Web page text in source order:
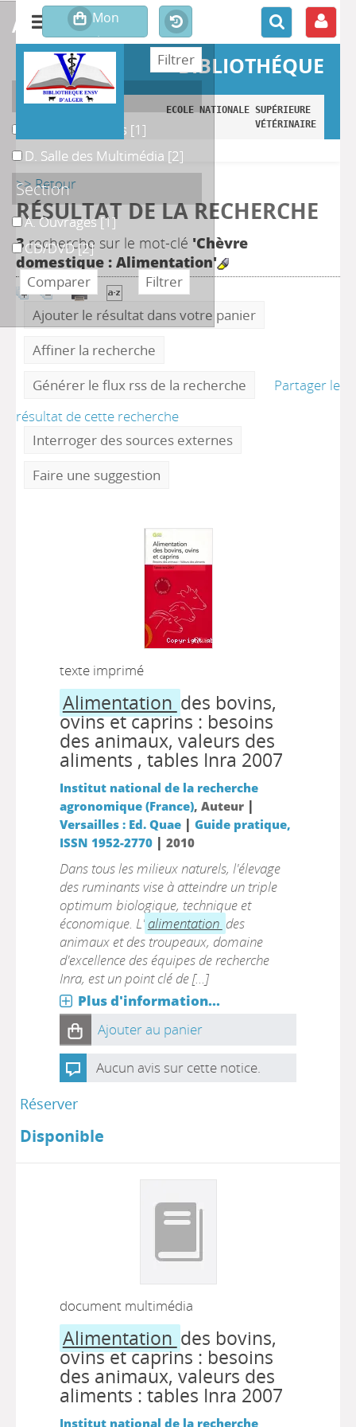
BIBLIOTHÉQUE
ECOLE NATIONALE SUPÉRIEURE
VÉTÉRINAIRE
>> Retour
RÉSULTAT DE LA RECHERCHE
3recherche sur le mot-clé 'Chèvre
domestique : Alimentation'
Ajouter le résultat dans votre panier
Affiner la recherche
Générer le flux rss de la recherche
Partager le
résultat de cette recherche
Interroger des sources externes
Faire une suggestion
texte imprimé
Alimentation des bovins,
ovins et caprins : besoins
des animaux, valeurs des
aliments , tables Inra 2007
Institut national de la recherche
agronomique (France), Auteur |
Versailles : Ed. Quae| Guide pratique,
ISSN 1952-2770| 2010
Dans tous les milieux naturels, l'élevage
des ruminants vise à atteindre un triple
optimum biologique, technique et
économique. L' alimentation des
animaux et des troupeaux, domaine
d'excellence des équipes de recherche
Inra, est un point clé de [...]
Plus d'information...
Ajouter au panier
Aucun avis sur cette notice.
Réserver
Disponible
document multimédia
Alimentation des bovins,
ovins et caprins : besoins
des animaux, valeurs des
aliments : tables Inra 2007
Institut national de la recherche
affiner ou comparer
Localisation
A. Monographies
A. Monographies [1]
D. Salle des Multimédia
D. Salle des Multimédia [2]
Section
A. Ouvrages
A. Ouvrages[1]
CD/DVD
CD/DVD[2]